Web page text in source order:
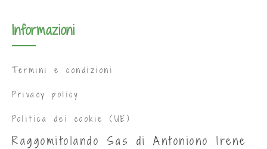
Informazioni
Termini e condizioni
Privacy policy
Politica dei cookie (UE)
Raggomitolando Sas di Antoniono Irene